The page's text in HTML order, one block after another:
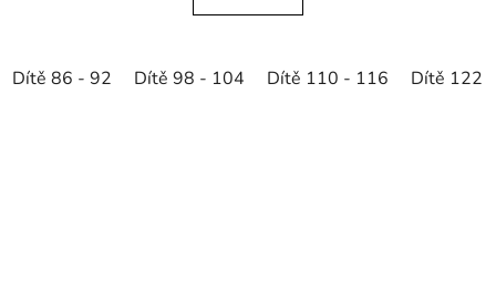
Dítě 86 - 92 Dítě 98 - 104 Dítě 110 - 116 Dítě 122